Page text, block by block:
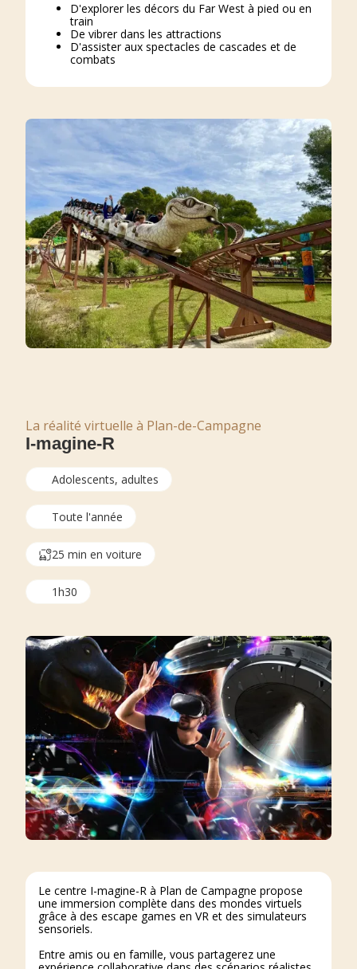
D'explorer les décors du Far West à pied ou en
train
De vibrer dans les attractions
D'assister aux spectacles de cascades et de
combats
La réalité virtuelle à Plan-de-Campagne
I-magine-R
Adolescents, adultes
Toute l'année
25 min en voiture
1h30
Le centre I-magine-R à Plan de Campagne propose
une immersion complète dans des mondes virtuels
grâce à des escape games en VR et des simulateurs
sensoriels.
Entre amis ou en famille, vous partagerez une